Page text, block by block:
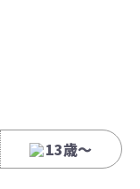
13歳〜